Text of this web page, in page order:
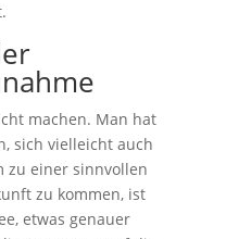
machen. Man hat
sich vielleicht auch
zu einer sinnvollen
zu kommen, ist
etwas genauer